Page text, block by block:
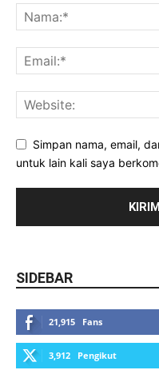
Simpan nama, email,
untuk lain kali saya
SIDEBAR
21,915 Fans
3,912 Pengikut